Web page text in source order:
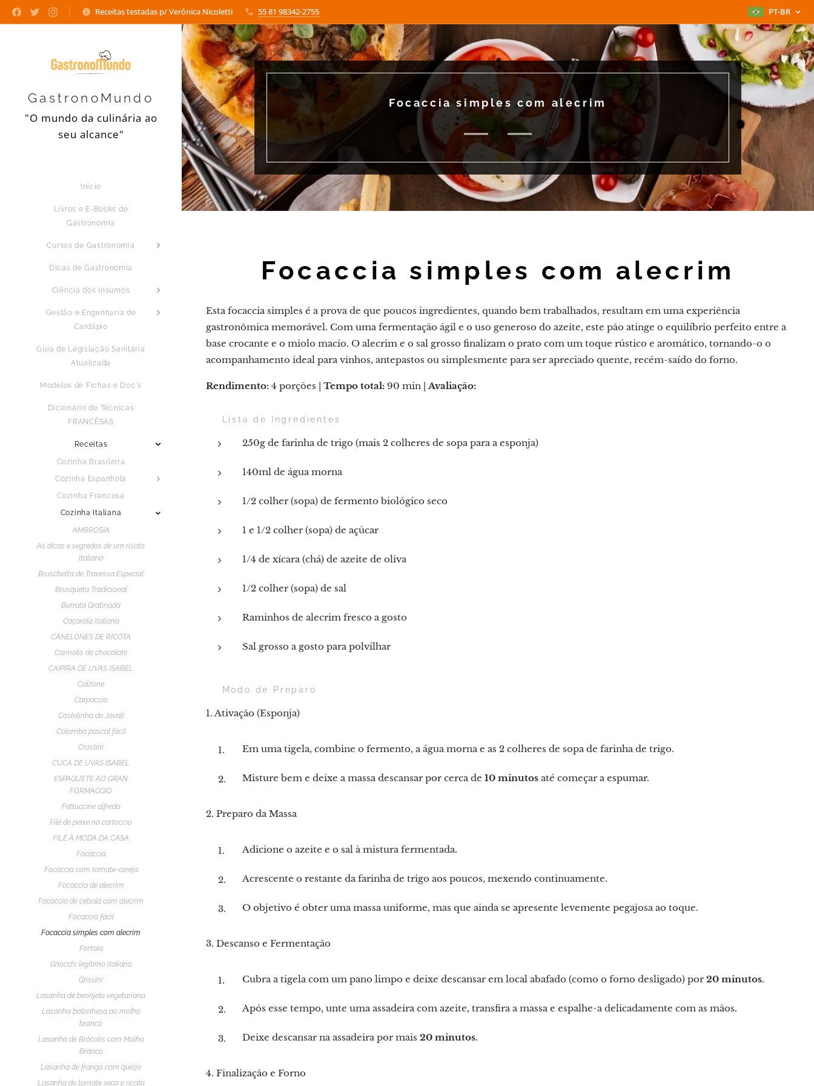
Receitas testadas p/ Verônica Nicoletti 55 81 98342-2755 PT-BR
GastronoMundo
"O mundo da culinária ao
seu alcance"
Início
Livros e E-Books de
Gastronomia
Cursos de Gastronomia
Dicas de Gastronomia
Ciência dos Insumos
Gestão e Engenharia de
Cardápio
Guia de Legislação Sanitária
Atualizada
Modelos de Fichas e Doc´s
Dicionário de Técnicas
FRANCÊSAS
Receitas
Cozinha Brasileira
Cozinha Espanhola
Cozinha Francesa
Cozinha Italiana
AMBROSIA
As dicas e segredos de um risoto
italiano
Bruschetta de Travessa Especial
Brusqueta Tradicional
Burrata Gratinada
Caçarola italiana
CANELONES DE RICOTA
Cannolis de chocolate
CAIPIRA DE UVAS ISABEL
Calzone
Carpaccio
Costelinha de Javali
Colomba pascal fácil
Crostini
CUCA DE UVAS ISABEL
ESPAGUETE AO GRAN
FORMAGGIO
Fettuccine alfredo
Filé de peixe no cartoccio
FILÉ À MODA DA CASA
Focaccia
Focaccia com tomate-cereja
Focaccia de alecrim
Focaccia de cebola com alecrim
Focaccia fácil
Focaccia simples com alecrim
Fortaia
Gnocchi legítimo italiano
Grissini
Lasanha de berinjela vegetariana
Lasanha bolonhesa ao molho
branco
Lasanha de Brócolis com Molho
Branco
Lasanha de frango com queijo
Lasanha de tomate seco e ricota
Focaccia simples com alecrim
Focaccia simples com alecrim
Esta focaccia simples é a prova de que poucos ingredientes, quando bem trabalhados, resultam em uma experiência
gastronômica memorável. Com uma fermentação ágil e o uso generoso do azeite, este pão atinge o equilíbrio perfeito entre a
base crocante e o miolo macio. O alecrim e o sal grosso finalizam o prato com um toque rústico e aromático, tornando-o o
acompanhamento ideal para vinhos, antepastos ou simplesmente para ser apreciado quente, recém-saído do forno.
Rendimento: 4 porções | Tempo total: 90 min |Avaliação:
🛒 Lista de Ingredientes
250g de farinha de trigo (mais 2 colheres de sopa para a esponja)
140ml de água morna
1/2 colher (sopa) de fermento biológico seco
1 e 1/2 colher (sopa) de açúcar
1/4 de xícara (chá) de azeite de oliva
1/2 colher (sopa) de sal
Raminhos de alecrim fresco a gosto
Sal grosso a gosto para polvilhar
👨‍🍳 Modo de Preparo
1. Ativação (Esponja)
Em uma tigela, combine o fermento, a água morna e as 2 colheres de sopa de farinha de trigo.
Misture bem e deixe a massa descansar por cerca de 10 minutos até começar a espumar.
2. Preparo da Massa
Adicione o azeite e o sal à mistura fermentada.
Acrescente o restante da farinha de trigo aos poucos, mexendo continuamente.
O objetivo é obter uma massa uniforme, mas que ainda se apresente levemente pegajosa ao toque.
3. Descanso e Fermentação
Cubra a tigela com um pano limpo e deixe descansar em local abafado (como o forno desligado) por 20 minutos.
Após esse tempo, unte uma assadeira com azeite, transfira a massa e espalhe-a delicadamente com as mãos.
Deixe descansar na assadeira por mais 20 minutos.
4. Finalização e Forno